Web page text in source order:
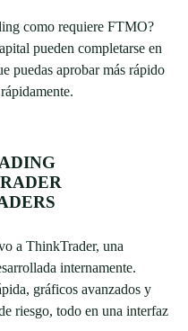
como requiere FTMO?
pueden completarse en
puedas aprobar más rápido
a ThinkTrader, una
internamente.
gráficos avanzados y
riesgo, todo en una interfaz